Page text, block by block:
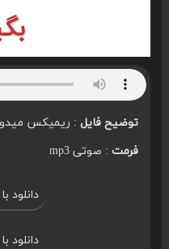
توضیح فایل: ریمیکس میدون مین 2
فرمت: صوتی mp3
دانلود
دانلود